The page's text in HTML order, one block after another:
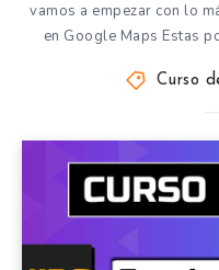
vamos a empezar con lo
en Google Maps Estas
Curso